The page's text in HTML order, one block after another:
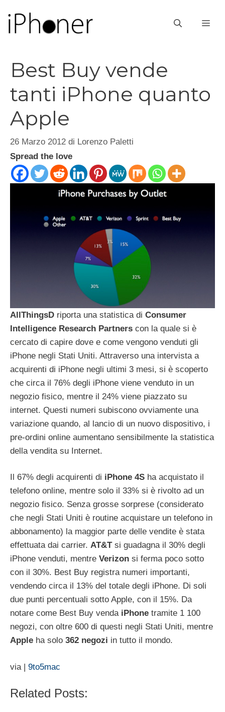
contenuto
Best Buy vende
tanti iPhone quanto
Apple
26 Marzo 2012 di Lorenzo Paletti
Spread the love
AllThingsD riporta una statistica di Consumer
Intelligence Research Partners con la quale si è
cercato di capire dove e come vengono venduti gli
iPhone negli Stati Uniti. Attraverso una intervista a
acquirenti di iPhone negli ultimi 3 mesi, si è scoperto
che circa il 76% degli iPhone viene venduto in un
negozio fisico, mentre il 24% viene piazzato su
internet. Questi numeri subiscono ovviamente una
variazione quando, al lancio di un nuovo dispositivo, i
pre-ordini online aumentano sensibilmente la statistica
della vendita su Internet.
Il 67% degli acquirenti di iPhone 4S ha acquistato il
telefono online, mentre solo il 33% si è rivolto ad un
negozio fisico. Senza grosse sorprese (considerato
che negli Stati Uniti è routine acquistare un telefono in
abbonamento) la maggior parte delle vendite è stata
effettuata dai carrier. AT&Tsi guadagna il 30% degli
iPhone venduti, mentre Verizon si ferma poco sotto
con il 30%. Best Buy registra numeri importanti,
vendendo circa il 13% del totale degli iPhone. Di soli
due punti percentuali sotto Apple, con il 15%. Da
notare come Best Buy venda iPhone tramite 1 100
negozi, con oltre 600 di questi negli Stati Uniti, mentre
Apple ha solo 362 negozi in tutto il mondo.
via | 9to5mac
Related Posts: